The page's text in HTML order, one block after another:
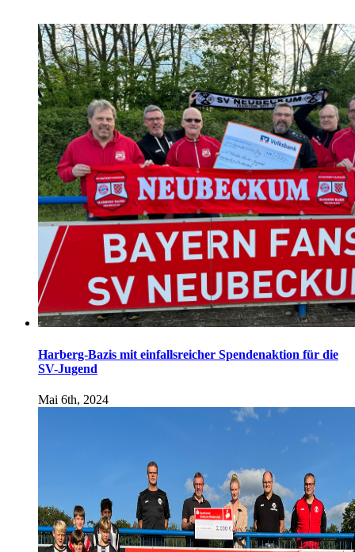
Harberg-Bazis mit einfallsreicher Spendenaktion für die
SV-Jugend
Mai 6th, 2024